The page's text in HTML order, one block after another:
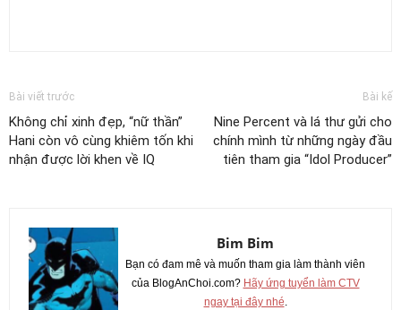
Bài viết trước
Không chỉ xinh đẹp, “nữ thần”
Hani còn vô cùng khiêm tốn khi
nhận được lời khen về IQ
Bài kế
Nine Percent và lá thư gửi cho
chính mình từ những ngày đầu
tiên tham gia “Idol Producer”
Bim Bim
Bạn có đam mê và muốn tham gia làm thành viên
của BlogAnChoi.com? Hãy ứng tuyển làm CTV
ngay tại đây nhé.